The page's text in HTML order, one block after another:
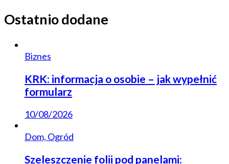
Ostatnio dodane
Biznes
KRK: informacja o osobie – jak wypełnić
formularz
10/08/2026
Dom, Ogród
Szeleszczenie folii pod panelami: